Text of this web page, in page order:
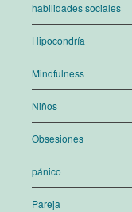
habilidades sociales
Hipocondría
Mindfulness
Niños
Obsesiones
pánico
Pareja